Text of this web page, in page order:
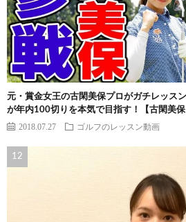
元・賞金女王の古閑美保プロがガチレッス
が年内100切りを本気で目指す！【古閑美保
2018.07.27 ゴルフのレッスン動画